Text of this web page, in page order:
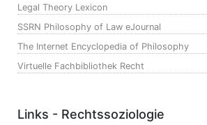
Legal Theory Lexicon
SSRN Philosophy of Law eJournal
The Internet Encyclopedia of Philosophy
Virtuelle Fachbibliothek Recht
Links - Rechtssoziologie